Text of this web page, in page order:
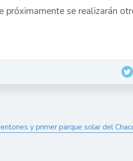
próximamente se realizarán
y primer parque solar del